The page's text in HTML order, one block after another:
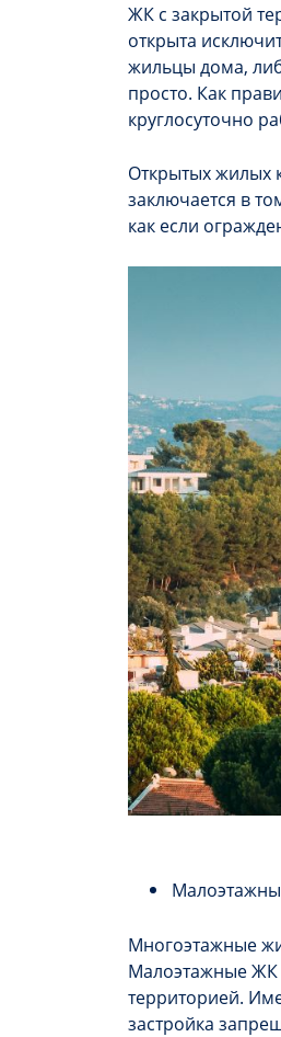
ЖК с закрытой
открыта
жильцы дома,
просто. Как
круглосуточно
Открытых жилых
заключается в
как если
Многоэтажные
Малоэтажные ЖК
территорией.
застройка